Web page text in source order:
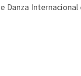
Danza